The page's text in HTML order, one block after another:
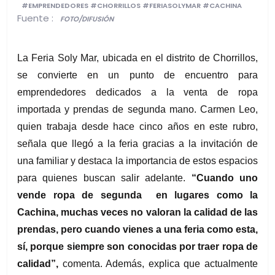
#EMPRENDEDORES #CHORRILLOS #FERIASOLYMAR #CACHINA
Fuente : FOTO/DIFUSIÓN
La Feria Soly Mar, ubicada en el distrito de Chorrillos,
se convierte en un punto de encuentro para
emprendedores dedicados a la venta de ropa
importada y prendas de segunda mano. Carmen Leo,
quien trabaja desde hace cinco años en este rubro,
señala que llegó a la feria gracias a la invitación de
una familiar y destaca la importancia de estos espacios
para quienes buscan salir adelante. “Cuando uno
vende ropa de segunda  en lugares como la
Cachina, muchas veces no valoran la calidad de las
prendas, pero cuando vienes a una feria como esta,
sí, porque siempre son conocidas por traer ropa de
calidad”, comenta. Además, explica que actualmente